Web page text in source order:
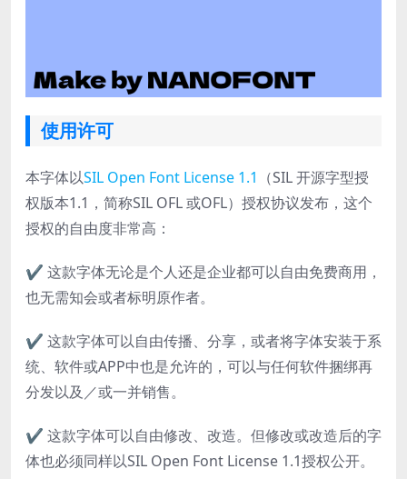
使用许可
本字体以SIL Open Font License 1.1 （SIL 开源字型授
权版本1.1，简称SIL OFL 或OFL）授权协议发布，这个
授权的自由度非常高：
✔ 这款字体无论是个人还是企业都可以自由免费商用，
也无需知会或者标明原作者。
✔ 这款字体可以自由传播、分享，或者将字体安装于系
统、软件或APP中也是允许的，可以与任何软件捆绑再
分发以及／或一并销售。
✔ 这款字体可以自由修改、改造。但修改或改造后的字
体也必须同样以SIL Open Font License 1.1授权公开。